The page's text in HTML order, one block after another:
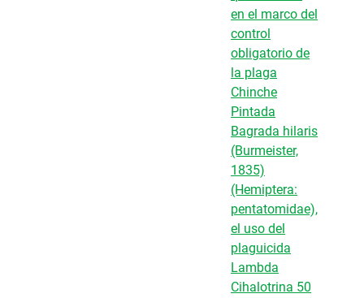
en el marco del
control
obligatorio de
la plaga
Chinche
Pintada
Bagrada hilaris
(Burmeister,
1835)
(Hemiptera:
pentatomidae),
el uso del
plaguicida
Lambda
Cihalotrina 50